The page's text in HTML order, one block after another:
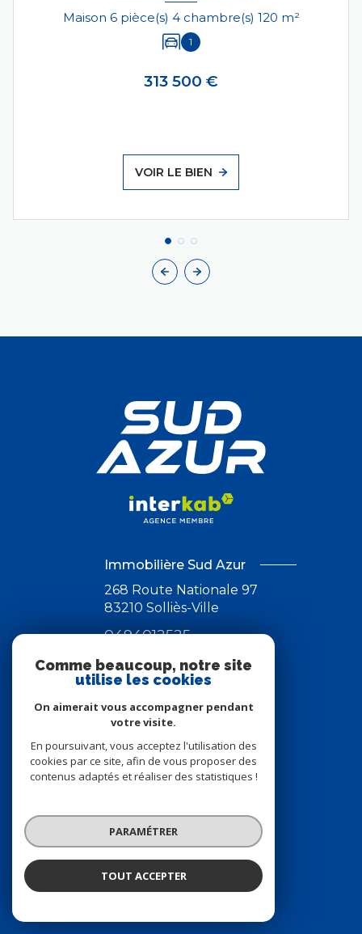
Maison 6 pièce(s) 4 chambre(s) 120 m²
1
313 500 €
VOIR LE BIEN
Immobilière Sud Azur
268 Route Nationale 97
83210 Solliès-Ville
0494012525
info@sudazur.net
NOS RÉSEAUX
nous suivre
Comme beaucoup, notre site
utilise les cookies
On aimerait vous accompagner pendant
votre visite.
En poursuivant, vous acceptez l'utilisation des
cookies par ce site, afin de vous proposer des
contenus adaptés et réaliser des statistiques !
PARAMÉTRER
TOUT ACCEPTER